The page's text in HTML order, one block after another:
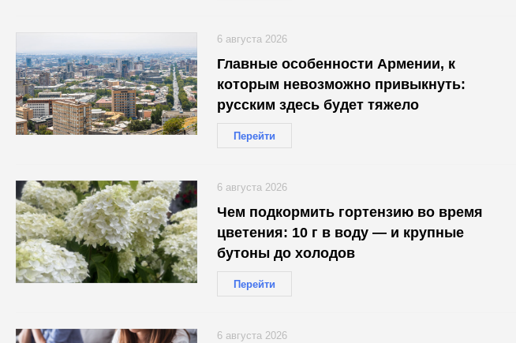
Главные особенности Армении, к
которым невозможно привыкнуть:
русским здесь будет тяжело
Перейти
6 августа 2026
Чем подкормить гортензию во время
цветения: 10 г в воду — и крупные
бутоны до холодов
Перейти
6 августа 2026
6 августа 2026